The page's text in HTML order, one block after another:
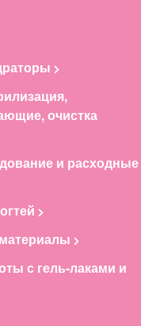
очистка
и расходные
с гель-лаками и